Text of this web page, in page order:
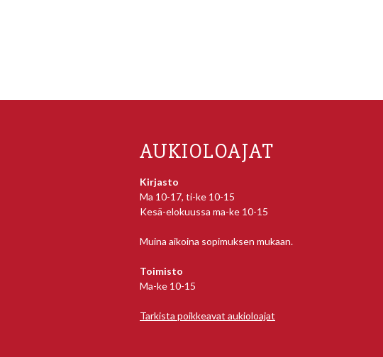
AUKIOLOAJAT
Kirjasto
Ma 10-17, ti-ke 10-15
Kesä-elokuussa ma-ke 10-15
Muina aikoina sopimuksen mukaan.
Toimisto
Ma-ke 10-15
Tarkista poikkeavat aukioloajat